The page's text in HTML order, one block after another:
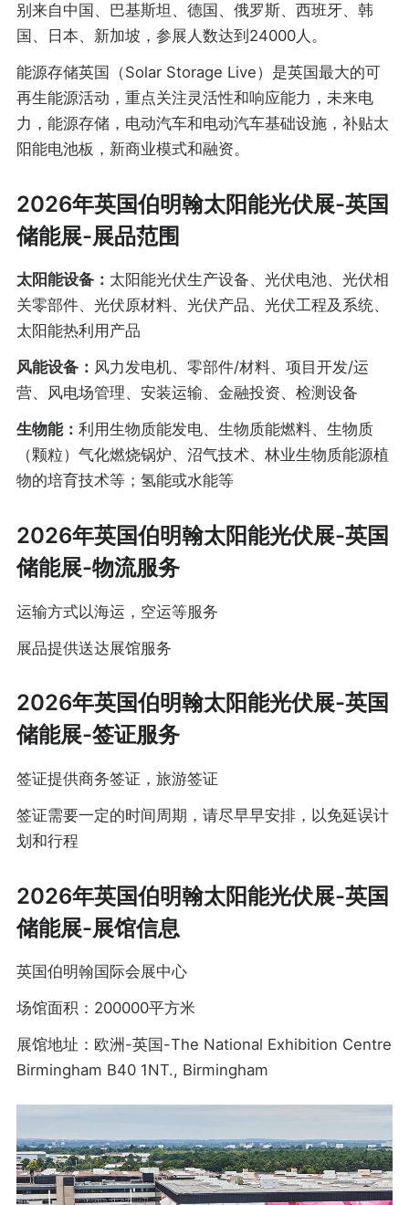
别来自中国、巴基斯坦、德国、俄罗斯、西班牙、韩
国、日本、新加坡，参展人数达到24000人。
能源存储英国（Solar Storage Live）是英国最大的可
再生能源活动，重点关注灵活性和响应能力，未来电
力，能源存储，电动汽车和电动汽车基础设施，补贴太
阳能电池板，新商业模式和融资。
2026年英国伯明翰太阳能光伏展-英国
储能展-展品范围
太阳能设备： 太阳能光伏生产设备、光伏电池、光伏相
关零部件、光伏原材料、光伏产品、光伏工程及系统、
太阳能热利用产品
风能设备： 风力发电机、零部件/材料、项目开发/运
营、风电场管理、安装运输、金融投资、检测设备
生物能： 利用生物质能发电、生物质能燃料、生物质
（颗粒）气化燃烧锅炉、沼气技术、林业生物质能源植
物的培育技术等；氢能或水能等
2026年英国伯明翰太阳能光伏展-英国
储能展-物流服务
运输方式以海运，空运等服务
展品提供送达展馆服务
2026年英国伯明翰太阳能光伏展-英国
储能展-签证服务
签证提供商务签证，旅游签证
签证需要一定的时间周期，请尽早早安排，以免延误计
划和行程
2026年英国伯明翰太阳能光伏展-英国
储能展-展馆信息
英国伯明翰国际会展中心
场馆面积：200000平方米
展馆地址：欧洲-英国-The National Exhibition Centre
Birmingham B40 1NT., Birmingham